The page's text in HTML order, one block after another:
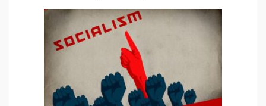
Δωρεάν βιβλίο από το
Documento: Η μεγάλη
ληστεία και ο έλεγχος των
λαών
Η ένδεια της σοσιαλιστικής